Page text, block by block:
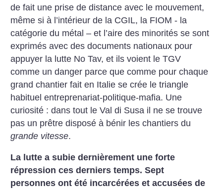
de fait une prise de distance avec le mouvement,
même si à l’intérieur de la CGIL, la FIOM - la
catégorie du métal – et l’aire des minorités se sont
exprimés avec des documents nationaux pour
appuyer la lutte No Tav, et ils voient le TGV
comme un danger parce que comme pour chaque
grand chantier fait en Italie se crée le triangle
habituel entreprenariat-politique-mafia. Une
curiosité : dans tout le Val di Susa il ne se trouve
pas un prêtre disposé à bénir les chantiers du
grande vitesse.
La lutte a subie dernièrement une forte
répression ces derniers temps. Sept
personnes ont été incarcérées et accusées de